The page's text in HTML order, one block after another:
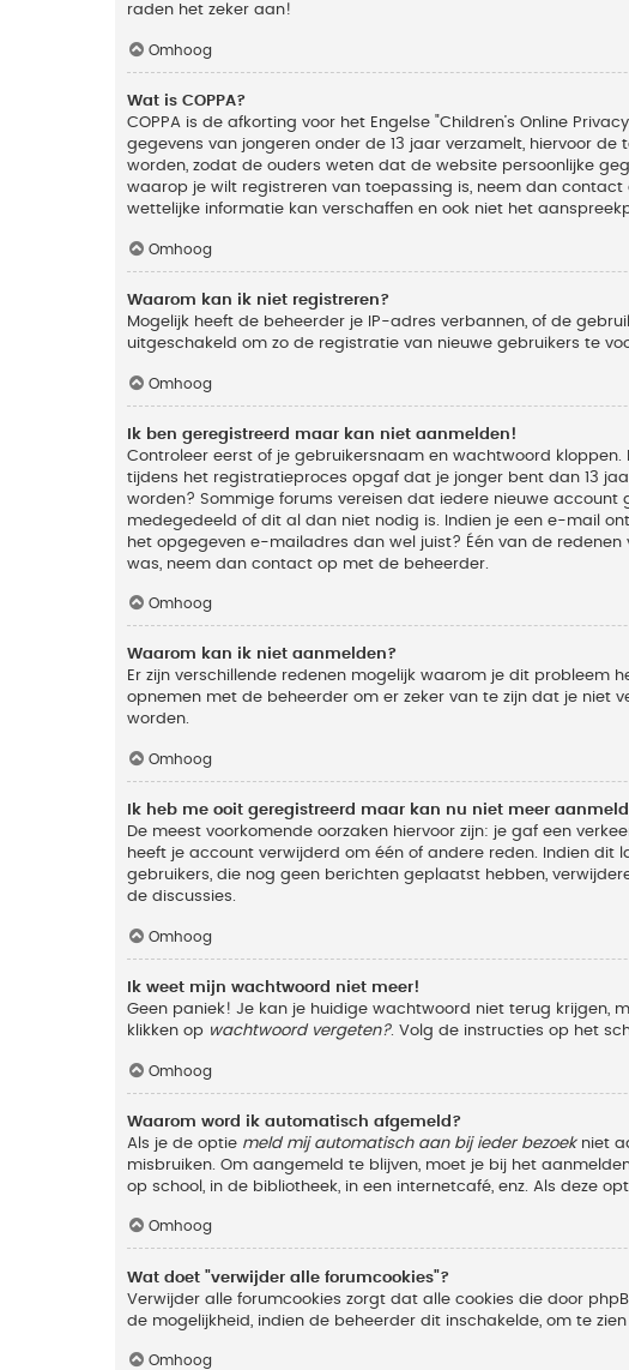
raden het zeker aan!
Omhoog
Wat is COPPA?
COPPA is de afkorting voor het Engelse "Children’s Online
gegevens van jongeren onder de 13 jaar verzamelt, hiervoor
worden, zodat de ouders weten dat de website persoonlijke
waarop je wilt registreren van toepassing is, neem dan
wettelijke informatie kan verschaffen en ook niet het
Omhoog
Waarom kan ik niet registreren?
Mogelijk heeft de beheerder je IP-adres verbannen, of de
uitgeschakeld om zo de registratie van nieuwe gebruikers te
Omhoog
Ik ben geregistreerd maar kan niet aanmelden!
Controleer eerst of je gebruikersnaam en wachtwoord kloppen.
tijdens het registratieproces opgaf dat je jonger bent dan 13
worden? Sommige forums vereisen dat iedere nieuwe
medegedeeld of dit al dan niet nodig is. Indien je een e-mail
het opgegeven e-mailadres dan wel juist? Één van de
was, neem dan contact op met de beheerder.
Omhoog
Waarom kan ik niet aanmelden?
Er zijn verschillende redenen mogelijk waarom je dit probleem
opnemen met de beheerder om er zeker van te zijn dat je niet
worden.
Omhoog
Ik heb me ooit geregistreerd maar kan nu niet meer
De meest voorkomende oorzaken hiervoor zijn: je gaf een
heeft je account verwijderd om één of andere reden. Indien
gebruikers, die nog geen berichten geplaatst hebben,
de discussies.
Omhoog
Ik weet mijn wachtwoord niet meer!
Geen paniek! Je kan je huidige wachtwoord niet terug krijgen,
klikken op wachtwoord vergeten?. Volg de instructies op het
Omhoog
Waarom word ik automatisch afgemeld?
Als je de optie meld mij automatisch aan bij ieder bezoekniet
misbruiken. Om aangemeld te blijven, moet je bij het
op school, in de bibliotheek, in een internetcafé, enz. Als deze
Omhoog
Wat doet "verwijder alle forumcookies"?
Verwijder alle forumcookies zorgt dat alle cookies die door
de mogelijkheid, indien de beheerder dit inschakelde, om te
Omhoog